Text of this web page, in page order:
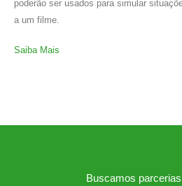
poderão ser usados para simular
a um filme.
Saiba Mais
Buscamos